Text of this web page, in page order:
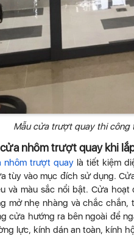
Mẫu cửa trượt quay thi công
nhôm trượt quay khi
nhôm trượt quay là tiết kiệm
tùy vào mục đích sử dụng.
và màu sắc nổi bật. Cửa
mở nhẹ nhàng và chắc
cửa hướng ra bên ngoài để
lực, kính dán an toàn, kính